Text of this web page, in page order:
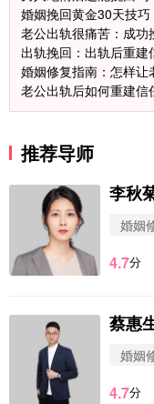
婚姻挽回黄金30天技
老公出轨很痛苦：成功
出轨挽回：出轨后重建
婚姻修复指南：怎样让
老公出轨后如何重建
推荐导师
李秋
婚姻
4.7分
蔡惠
婚姻
4.7分
微
案
微